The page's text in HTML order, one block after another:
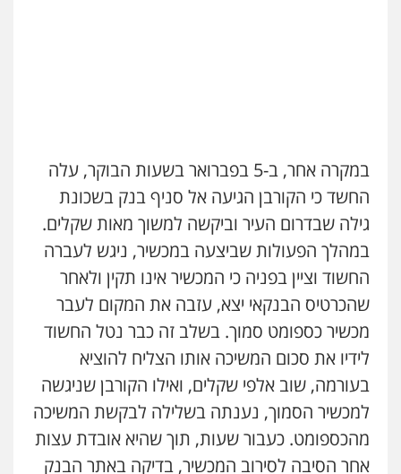
במקרה אחר, ב-5 בפברואר בשעות הבוקר, עלה
החשד כי הקורבן הגיעה אל סניף בנק בשכונת
גילה שבדרום העיר וביקשה למשוך מאות שקלים.
במהלך הפעולות שביצעה במכשיר, ניגש לעברה
החשוד וציין בפניה כי המכשיר אינו תקין ולאחר
שהכרטיס הבנקאי יצא, עזבה את המקום לעבר
מכשיר כספומט סמוך. בשלב זה כבר נטל החשוד
לידיו את סכום המשיכה אותו הצליח להוציא
בעורמה, שוב אלפי שקלים, ואילו הקורבן שניגשה
למכשיר הסמוך, נענתה בשלילה לבקשת המשיכה
מהכספומט. כעבור שעות, תוך שהיא אובדת עצות
אחר הסיבה לסירוב המכשיר, בדיקה באתר הבנק
פלילי תעבורה עורכי דין לענייני אסירים
0505417090
שני אלגרבלי – משרד עורכי דין
פלילי עורכי דין לענייני אסירים תעבורה
0507120031
עו"ד אייל אביטל
פלילי פשיעה חמורה מעצרים וחקירות
0544712201